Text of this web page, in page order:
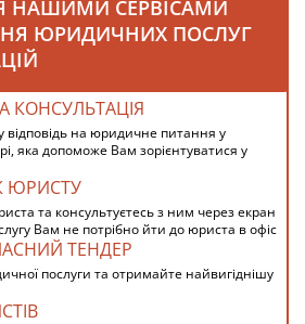
НАШИМИ СЕРВІСАМИ
ЮРИДИЧНИХ ПОСЛУГ
КОНСУЛЬТАЦІЯ
на юридичне питання у
яка допоможе Вам зорієнтуватися у
ЮРИСТУ
та консультуєтесь з ним через екран
Вам не потрібно йти до юриста в офіс
ТЕНДЕР
послуги та отримайте найвигіднішу